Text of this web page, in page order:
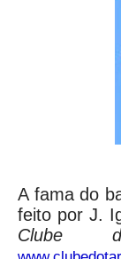
A fama do
feito por J.
Clube